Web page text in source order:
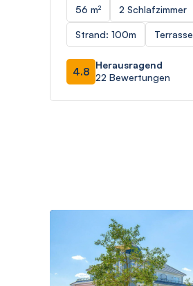
56 m² 2 Schlafzimmer
Strand: 100m Terrasse
4.8
Herausragend
22 Bewertungen